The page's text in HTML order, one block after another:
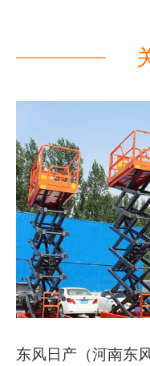
东风日产（河南东